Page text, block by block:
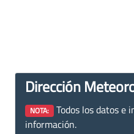
Dirección
NOTA: Todos los datos e
información.